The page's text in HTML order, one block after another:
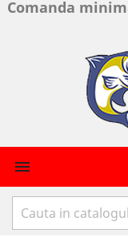
Comanda
